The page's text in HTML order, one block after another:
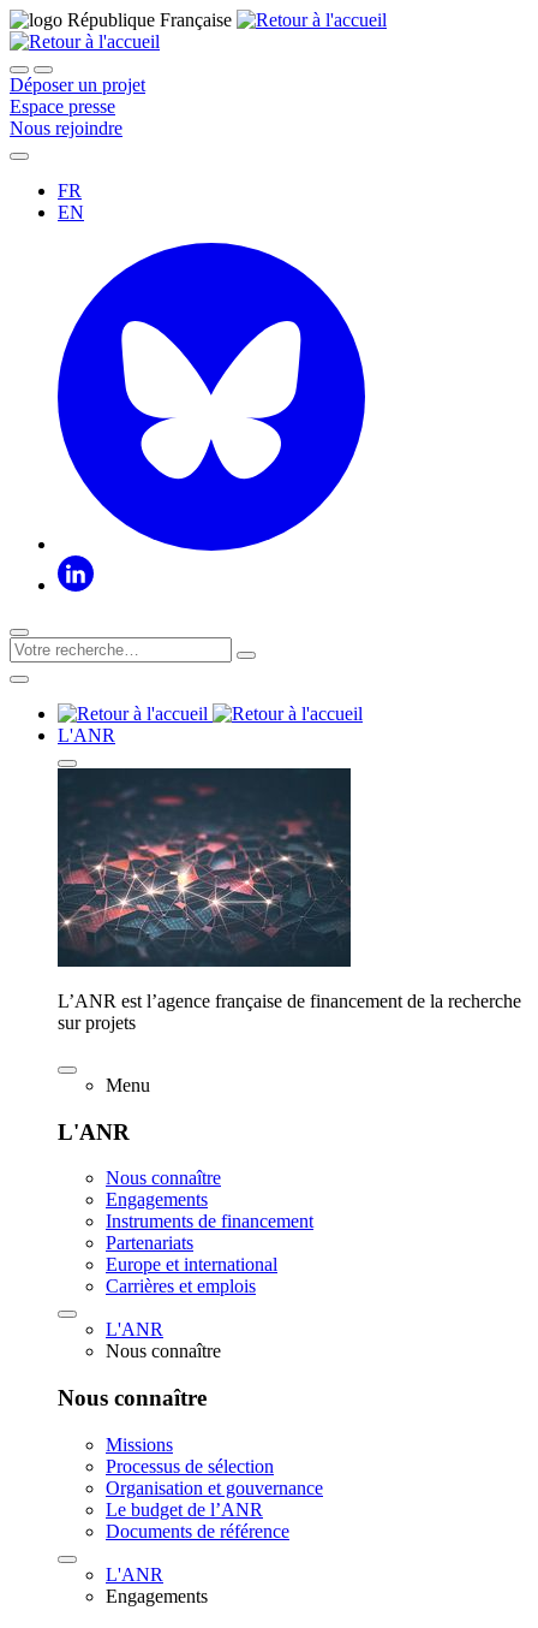
Déposer un projet
Espace presse
Nous rejoindre
FR
EN
L'ANR
L’ANR est l’agence française de financement de la recherche
sur projets
Menu
L'ANR
Nous connaître
Engagements
Instruments de financement
Partenariats
Europe et international
Carrières et emplois
L'ANR
Nous connaître
Nous connaître
Missions
Processus de sélection
Organisation et gouvernance
Le budget de l’ANR
Documents de référence
L'ANR
Engagements